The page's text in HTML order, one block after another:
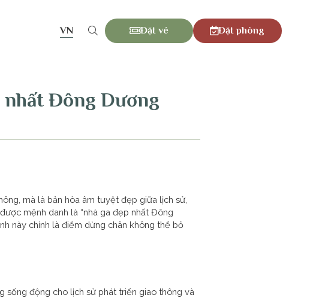
VN Đặt vé Đặt phòng
nhất Đông Dương
mà là bản hòa âm tuyệt đẹp giữa lịch sử,
mệnh danh là “nhà ga đẹp nhất Đông
này chính là điểm dừng chân không thể bỏ
sống động cho lịch sử phát triển giao thông và